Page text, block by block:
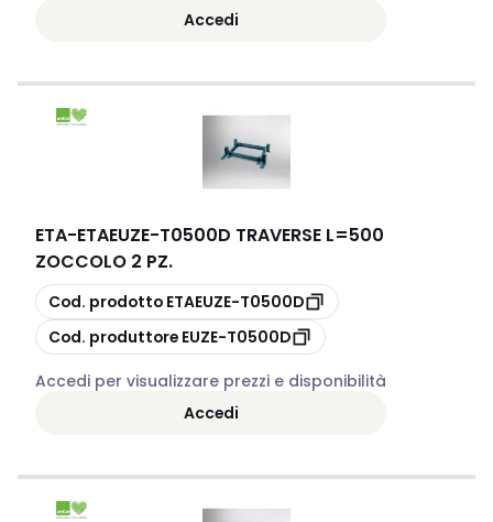
Accedi
ETA-ETAEUZE-T0500D TRAVERSE L=500
ZOCCOLO 2 PZ.
copia
Cod. prodotto ETAEUZE-T0500D
copia
Cod. produttore EUZE-T0500D
Accedi per visualizzare prezzi e disponibilità
Accedi